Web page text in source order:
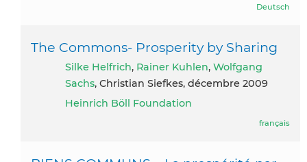
Deutsch
The Commons- Prosperity by Sharing
Silke Helfrich, Rainer Kuhlen, Wolfgang
Sachs, Christian Siefkes, décembre 2009
Heinrich Böll Foundation
français